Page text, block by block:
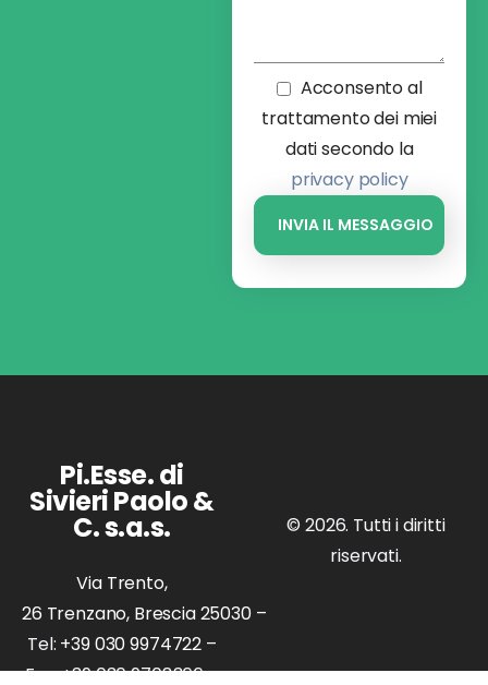
Acconsento al
trattamento dei miei
dati secondo la
privacy policy
Pi.Esse. di
Sivieri Paolo &
C. s.a.s.
Via Trento,
26 Trenzano, Brescia 25030–
Tel: +39 030 9974722 –
Fax: +39 030 9708366 –
© 2026. Tutti i diritti
riservati.